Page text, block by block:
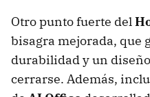
Otro punto fuerte del
bisagra mejorada, que
durabilidad y un
cerrarse. Además,